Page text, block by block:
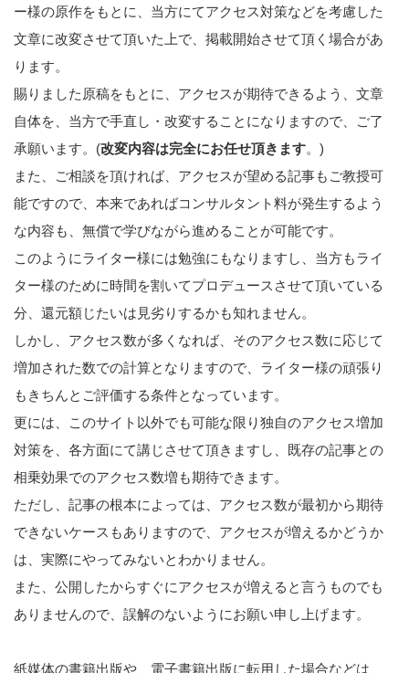
ー様の原作をもとに、当方にてアクセス対策などを考慮した
文章に改変させて頂いた上で、掲載開始させて頂く場合があ
ります。
賜りました原稿をもとに、アクセスが期待できるよう、文章
自体を、当方で手直し・改変することになりますので、ご了
承願います。(改変内容は完全にお任せ頂きます。)
また、ご相談を頂ければ、アクセスが望める記事もご教授可
能ですので、本来であればコンサルタント料が発生するよう
な内容も、無償で学びながら進めることが可能です。
このようにライター様には勉強にもなりますし、当方もライ
ター様のために時間を割いてプロデュースさせて頂いている
分、還元額じたいは見劣りするかも知れません。
しかし、アクセス数が多くなれば、そのアクセス数に応じて
増加された数での計算となりますので、ライター様の頑張り
もきちんとご評価する条件となっています。
更には、このサイト以外でも可能な限り独自のアクセス増加
対策を、各方面にて講じさせて頂きますし、既存の記事との
相乗効果でのアクセス数増も期待できます。
ただし、記事の根本によっては、アクセス数が最初から期待
できないケースもありますので、アクセスが増えるかどうか
は、実際にやってみないとわかりません。
また、公開したからすぐにアクセスが増えると言うものでも
ありませんので、誤解のないようにお願い申し上げます。
紙媒体の書籍出版や、電子書籍出版に転用した場合などは、